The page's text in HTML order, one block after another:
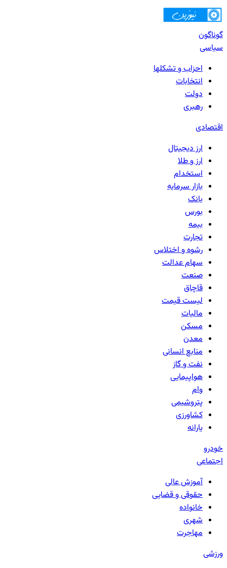
گوناگون
سیاسی
احزاب و تشکلها
انتخابات
دولت
رهبری
اقتصادی
ارز دیجیتال
ارز و طلا
استخدام
بازار سرمایه
بانک‌
بورس
بیمه
تجارت
رشوه و اختلاس
سهام عدالت
صنعت
قاچاق
لیست قیمت
مالیات
مسکن
معدن
منابع انسانی
نفت و گاز
هواپیمایی
وام
پتروشیمی
کشاورزی
یارانه
خودرو
اجتماعی
آموزش عالی
حقوقی و قضایی
خانواده
شهری
مهاجرت
ورزشی